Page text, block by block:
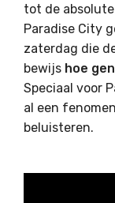
tot de
Paradise City
zaterdag die
bewijs hoe
Speciaal voor
al een
beluisteren.